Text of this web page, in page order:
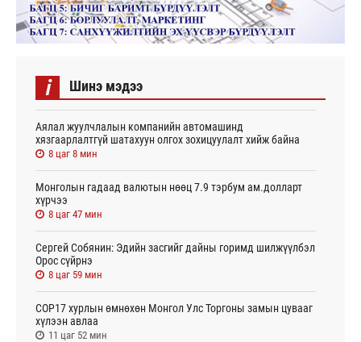
i Шинэ мэдээ
Аялал жуулчлалын компанийн автомашинд
хязгаарлалтгүй шатахуун олгох зохицуулалт хийж байна
8 цаг 8 мин
Монголын гадаад валютын нөөц 7.9 тэрбум ам.долларт
хүрчээ
8 цаг 47 мин
Сергей Собянин: Эдийн засгийг дайны горимд шилжүүлбэл
Орос сүйрнэ
8 цаг 59 мин
COP17 хурлын өмнөхөн Монгол Улс Торгоны замын цувааг
хүлээн авлаа
11 цаг 52 мин